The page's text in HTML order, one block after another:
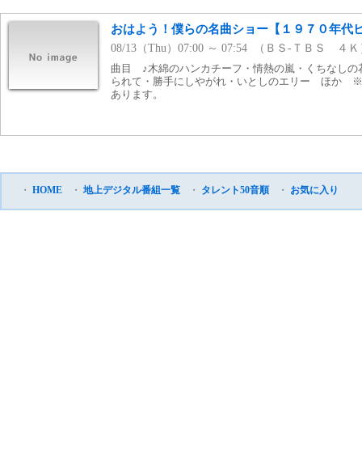
おはよう！僕らの名曲ショー【１９７０年代
08/13（Thu）07:00 ～ 07:54 （ＢＳ-ＴＢＳ ４Ｋ
曲目 ♪木綿のハンカチーフ・情熱の嵐・くちなしの
られて・勝手にしやがれ・いとしのエリー ほか ※
あります。
・ HOME ・ 地上デジタル番組一覧 ・ タレント50音順 ・ お気に入り